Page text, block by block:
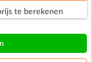
te berekenen